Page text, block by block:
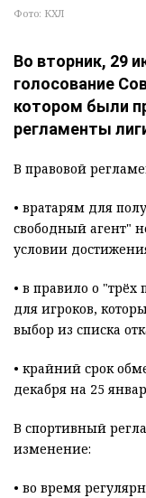
Фото: КХЛ
Во вторник, 29
голосование
котором были
регламенты
В правовой
• вратарям для
свободный агент"
условии
• в правило о
для игроков,
выбор из списка
• крайний срок
декабря на 25
В спортивный
изменение:
• во время